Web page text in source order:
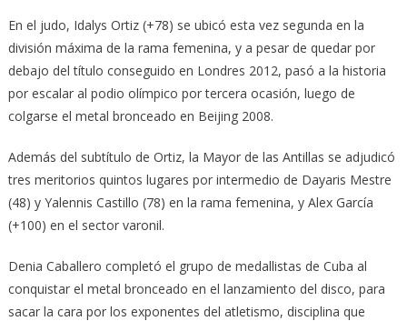
En el judo, Idalys Ortiz (+78) se ubicó esta vez segunda en la
división máxima de la rama femenina, y a pesar de quedar por
debajo del título conseguido en Londres 2012, pasó a la historia
por escalar al podio olímpico por tercera ocasión, luego de
colgarse el metal bronceado en Beijing 2008.
Además del subtítulo de Ortiz, la Mayor de las Antillas se adjudicó
tres meritorios quintos lugares por intermedio de Dayaris Mestre
(48) y Yalennis Castillo (78) en la rama femenina, y Alex García
(+100) en el sector varonil.
Denia Caballero completó el grupo de medallistas de Cuba al
conquistar el metal bronceado en el lanzamiento del disco, para
sacar la cara por los exponentes del atletismo, disciplina que